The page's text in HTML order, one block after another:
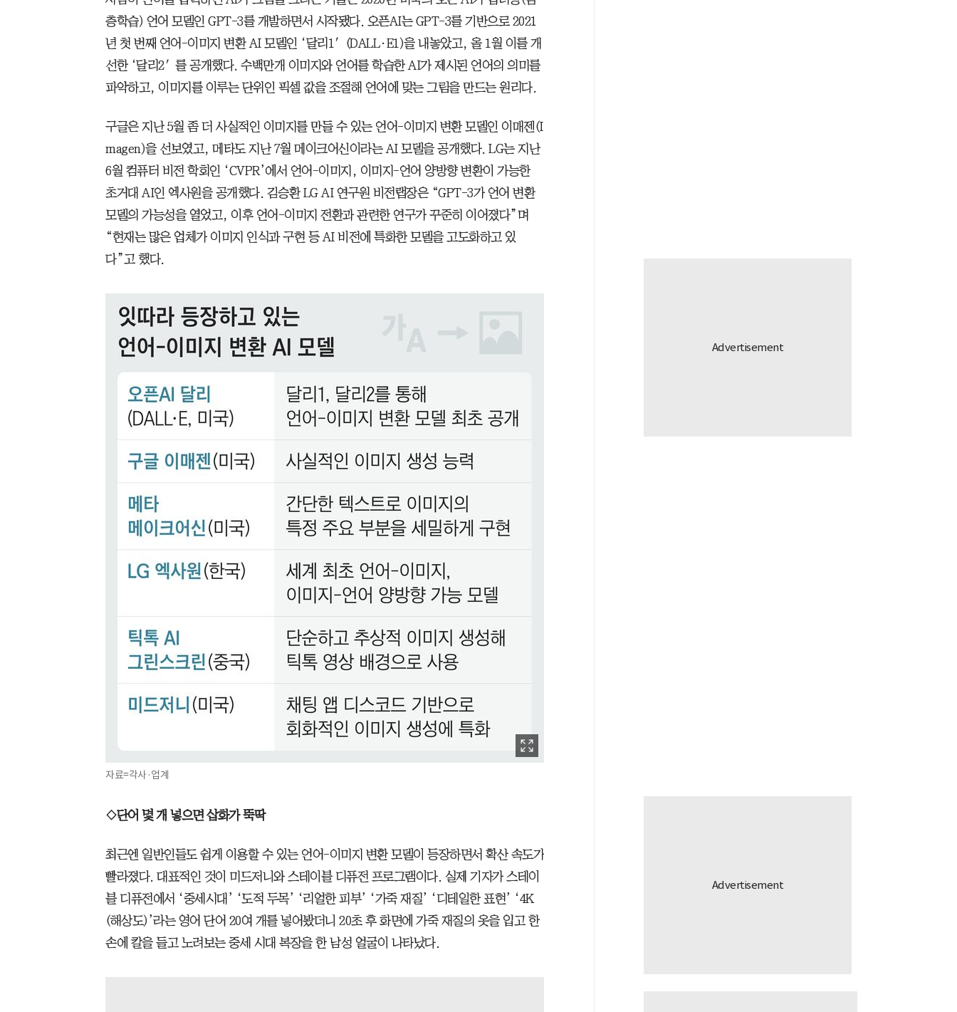
층학습) 언어 모델인 GPT-3를 개발하면서 시작됐다. 오픈AI는 GPT-3를 기반으로 2021
년 첫 번째 언어-이미지 변환 AI 모델인 ‘달리1′(DALL·E1)을 내놓았고, 올 1월 이를 개
선한 ‘달리2′를 공개했다. 수백만개 이미지와 언어를 학습한 AI가 제시된 언어의 의미를
파악하고, 이미지를 이루는 단위인 픽셀 값을 조절해 언어에 맞는 그림을 만드는 원리다.
구글은 지난 5월 좀 더 사실적인 이미지를 만들 수 있는 언어-이미지 변환 모델인 이매젠(I
magen)을 선보였고, 메타도 지난 7월 메이크어신이라는 AI 모델을 공개했다. LG는 지난
6월 컴퓨터 비전 학회인 ‘CVPR’에서 언어-이미지, 이미지-언어 양방향 변환이 가능한
초거대 AI인 엑사원을 공개했다. 김승환 LG AI 연구원 비전랩장은 “GPT-3가 언어 변환
모델의 가능성을 열었고, 이후 언어-이미지 전환과 관련한 연구가 꾸준히 이어졌다”며
“현재는 많은 업체가 이미지 인식과 구현 등 AI 비전에 특화한 모델을 고도화하고 있
다”고 했다.
자료=각사·업계
◇단어 몇 개 넣으면 삽화가 뚝딱
최근엔 일반인들도 쉽게 이용할 수 있는 언어-이미지 변환 모델이 등장하면서 확산 속도가
빨라졌다. 대표적인 것이 미드저니와 스테이블 디퓨전 프로그램이다. 실제 기자가 스테이
블 디퓨전에서 ‘중세시대’ ‘도적 두목’ ‘리얼한 피부’ ‘가죽 재질’ ‘디테일한 표현’ ‘4K
(해상도)’라는 영어 단어 20여 개를 넣어봤더니 20초 후 화면에 가죽 재질의 옷을 입고 한
손에 칼을 들고 노려보는 중세 시대 복장을 한 남성 얼굴이 나타났다.